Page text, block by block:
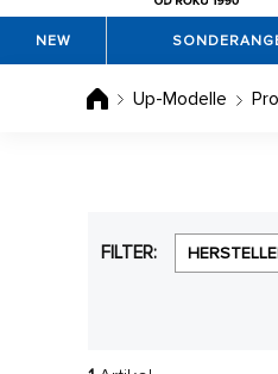
NEW
Up-Modelle
FILTER: